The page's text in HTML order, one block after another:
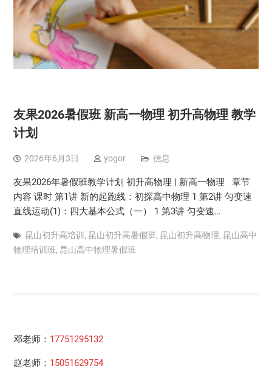
友果2026暑假班 新高一物理 初升高物理 教学
计划
2026年6月3日 yogor 信息
友果2026年暑假班教学计划 初升高物理 | 新高一物理 章节
内容 课时 第1讲 新的起跑线：初探高中物理 1 第2讲 匀变速
直线运动(1)：四大基本公式（一） 1 第3讲 匀变速…
昆山初升高培训, 昆山初升高暑假班, 昆山初升高物理, 昆山高中
物理培训班, 昆山高中物理暑假班
邓老师： 17751295132
赵老师： 15051629754